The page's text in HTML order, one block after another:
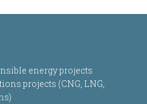
energy projects
projects (CNG, LNG,